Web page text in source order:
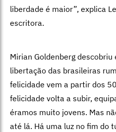
liberdade é maior”, explica
escritora.
Mirian Goldenberg descobriu
libertação das brasileiras
felicidade vem a partir dos
felicidade volta a subir,
éramos muito jovens. Mas
até lá. Há uma luz no fim do